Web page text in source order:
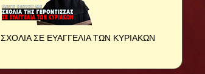
ΣΧΟΛΙΑ ΣΕ ΕΥΑΓΓΕΛΙΑ ΤΩΝ ΚΥΡΙΑΚΩΝ